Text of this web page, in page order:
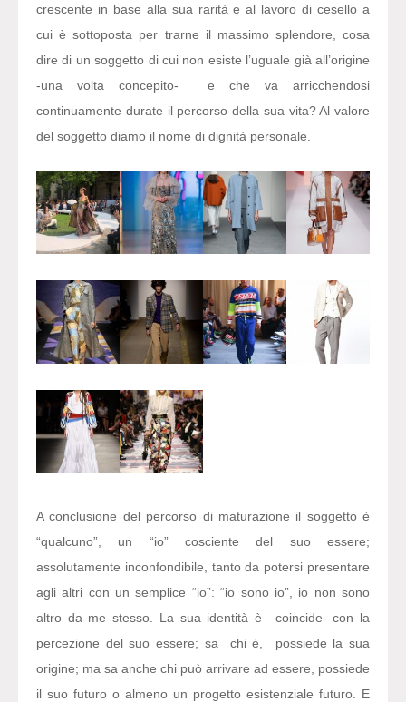
crescente in base alla sua rarità e al lavoro di cesello a
cui è sottoposta per trarne il massimo splendore, cosa
dire di un soggetto di cui non esiste l’uguale già all’origine
-una volta concepito- e che va arricchendosi
continuamente durate il percorso della sua vita? Al valore
del soggetto diamo il nome di dignità personale.
A conclusione del percorso di maturazione il soggetto è
“qualcuno”, un “io” cosciente del suo essere;
assolutamente inconfondibile, tanto da potersi presentare
agli altri con un semplice “io”: “io sono io”, io non sono
altro da me stesso. La sua identità è –coincide- con la
percezione del suo essere; sa chi è, possiede la sua
origine; ma sa anche chi può arrivare ad essere, possiede
il suo futuro o almeno un progetto esistenziale futuro. E